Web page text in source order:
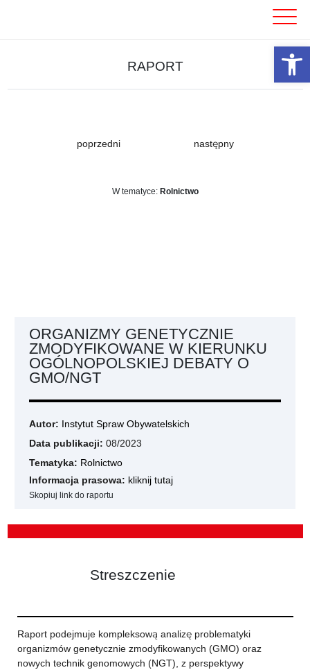
RAPORT
poprzedni następny
W tematyce: Rolnictwo
ORGANIZMY GENETYCZNIE
ZMODYFIKOWANE W KIERUNKU
OGÓLNOPOLSKIEJ DEBATY O
GMO/NGT
Autor: Instytut Spraw Obywatelskich
Data publikacji: 08/2023
Tematyka: Rolnictwo
Informacja prasowa: kliknij tutaj
Skopiuj link do raportu
Streszczenie
Raport podejmuje kompleksową analizę problematyki
organizmów genetycznie zmodyfikowanych (GMO) oraz
nowych technik genomowych (NGT), z perspektywy